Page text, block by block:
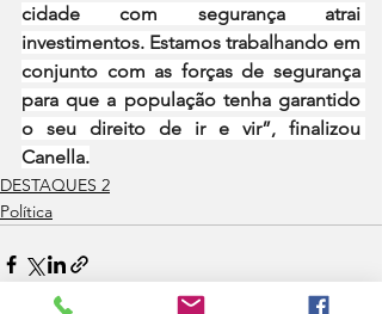
cidade com segurança atrai
investimentos. Estamos trabalhando em
conjunto com as forças de segurança
para que a população tenha garantido
o seu direito de ir e vir”, finalizou
Canella.
DESTAQUES 2
Política